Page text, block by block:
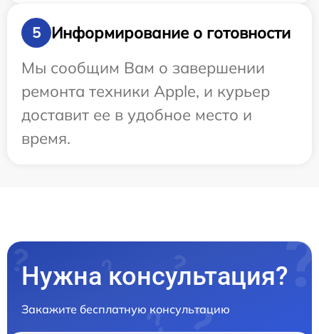
5
Информирование о готовности
Мы сообщим Вам о завершении
ремонта техники Apple, и курьер
доставит ее в удобное место и
время.
Нужна консультация?
Закажите бесплатную консультацию